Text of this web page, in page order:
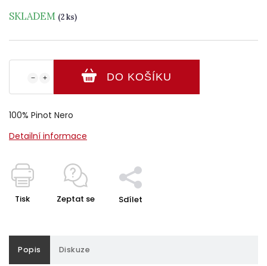
SKLADEM (2 ks)
+
− DO KOŠÍKU
100% Pinot Nero
Detailní informace
Tisk Zeptat se Sdílet
Popis Diskuze